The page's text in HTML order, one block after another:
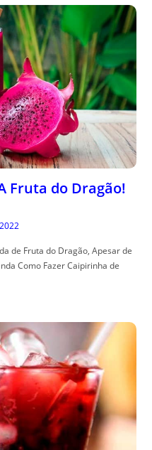
Fruta do Dragão!
de Fruta do Dragão, Apesar de
Como Fazer Caipirinha de